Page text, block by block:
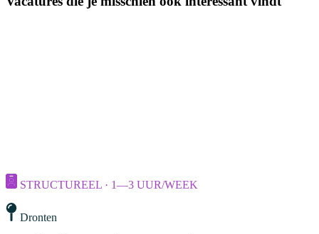
STRUCTUREEL · 1—3 UUR/WEEK
Dronten